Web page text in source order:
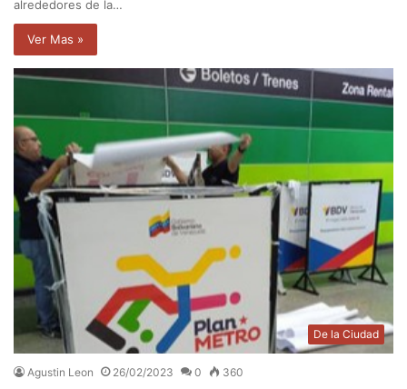
alrededores de la…
Ver Mas »
De la Ciudad
Agustin Leon 26/02/2023 0 360